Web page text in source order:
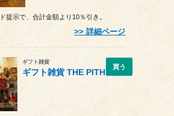
提示で、合計金額より10％引き。
詳細ページ
ギフト雑貨
ギフト雑貨 THE PITH
買う